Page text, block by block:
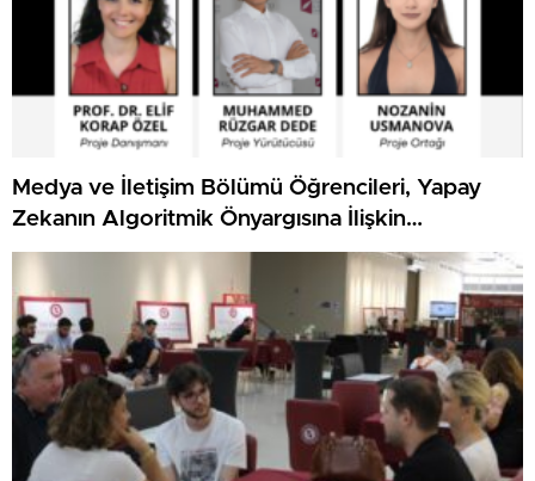
Medya ve İletişim Bölümü Öğrencileri, Yapay
Zekanın Algoritmik Önyargısına İlişkin
Farkındalık Düzeylerini Araştıracak